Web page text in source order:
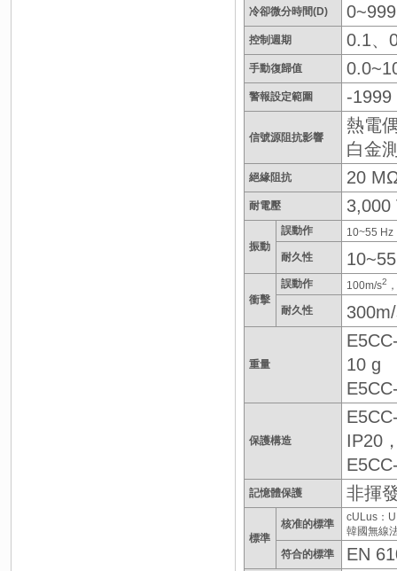
冷卻微分時間(D)
控制週期 0.1、
手動復歸值
警報設定範圍 -1999
信號源阻抗影響
熱電
白金
絕緣阻抗 20
耐電壓 3,000
振動
誤動作
10~55 Hz
耐久性
衝擊
誤動作 100m/s2
耐久性
重量
10 g
保護構造
IP20
記憶體保護 非揮
標準
核准的標準
cULus：
韓國無線
符合的標準
EN